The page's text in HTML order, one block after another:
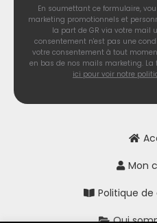
En soumettant ce formulaire,
marketing promotionnels et
la part de GR via votre mail
consentement n'est pas une
votre consentement à tout
en bas de nos mails marketing. La
ici pour voir notre
Mon
Politique